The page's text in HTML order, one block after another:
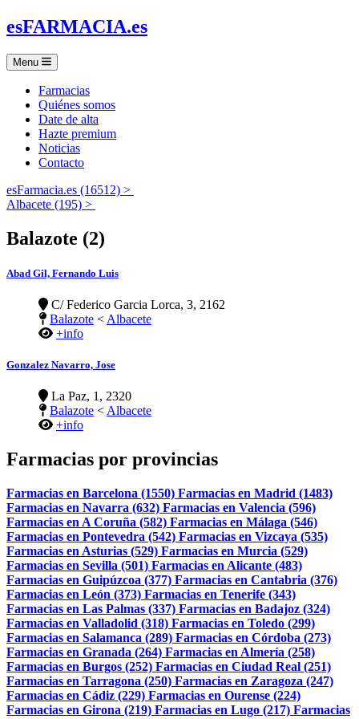
esFARMACIA.es
Menu
Farmacias
Quiénes somos
Date de alta
Hazte premium
Noticias
Contacto
esFarmacia.es (16512) >
Albacete (195) >
Balazote (2)
Abad Gil, Fernando Luis
C/ Federico Garcia Lorca, 3, 2162
Balazote < Albacete
+info
Gonzalez Navarro, Jose
La Paz, 1, 2320
Balazote <Albacete
+info
Farmacias por provincias
Farmacias en Barcelona (1550) Farmacias en Madrid (1483)
Farmacias en Navarra (632) Farmacias en Valencia (596)
Farmacias en A Coruña (582) Farmacias en Málaga (546)
Farmacias en Pontevedra (542) Farmacias en Vizcaya (535)
Farmacias en Asturias (529) Farmacias en Murcia (529)
Farmacias en Sevilla (501) Farmacias en Alicante (483)
Farmacias en Guipúzcoa (377) Farmacias en Cantabria (376)
Farmacias en León (373) Farmacias en Tenerife (343)
Farmacias en Las Palmas (337) Farmacias en Badajoz (324)
Farmacias en Valladolid (318) Farmacias en Toledo (299)
Farmacias en Salamanca (289) Farmacias en Córdoba (273)
Farmacias en Granada (264) Farmacias en Almería (258)
Farmacias en Burgos (252) Farmacias en Ciudad Real (251)
Farmacias en Tarragona (250) Farmacias en Zaragoza (247)
Farmacias en Cádiz (229) Farmacias en Ourense (224)
Farmacias en Girona (219) Farmacias en Lugo (217) Farmacias